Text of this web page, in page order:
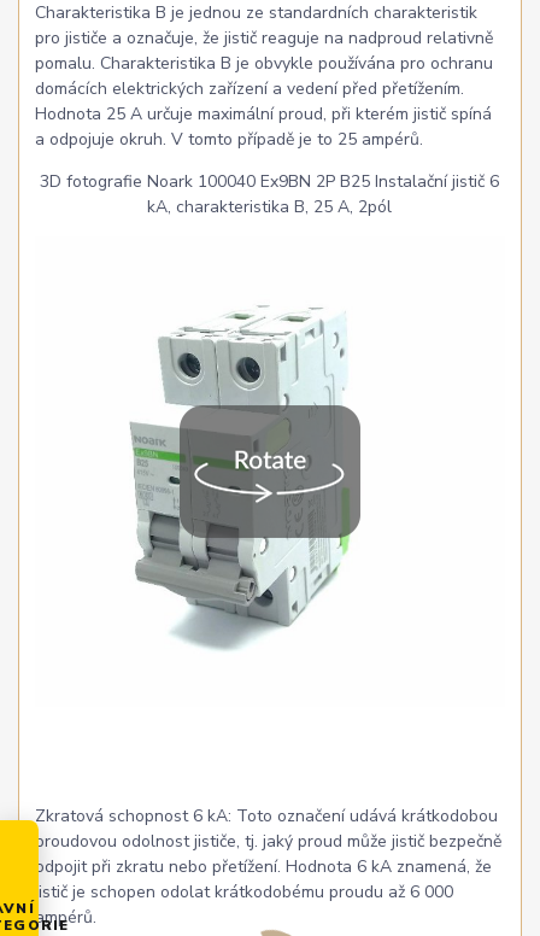
Charakteristika B je jednou ze standardních charakteristik
pro jističe a označuje, že jistič reaguje na nadproud relativně
pomalu. Charakteristika B je obvykle používána pro ochranu
domácích elektrických zařízení a vedení před přetížením.
Hodnota 25 A určuje maximální proud, při kterém jistič spíná
a odpojuje okruh. V tomto případě je to 25 ampérů.
3D fotografie Noark 100040 Ex9BN 2P B25 Instalační jistič 6
kA, charakteristika B, 25 A, 2pól
Zkratová schopnost 6 kA: Toto označení udává krátkodobou
proudovou odolnost jističe, tj. jaký proud může jistič bezpečně
odpojit při zkratu nebo přetížení. Hodnota 6 kA znamená, že
jistič je schopen odolat krátkodobému proudu až 6 000
ampérů.